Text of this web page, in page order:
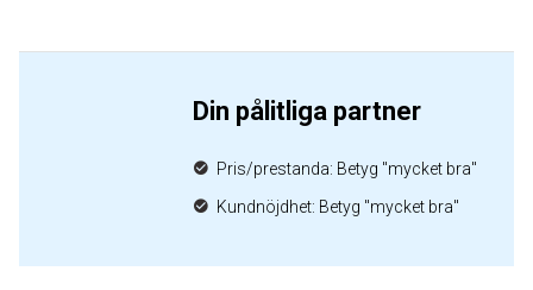
Din pålitliga partner
Pris/prestanda: Betyg "mycket bra"
Kundnöjdhet: Betyg "mycket bra"